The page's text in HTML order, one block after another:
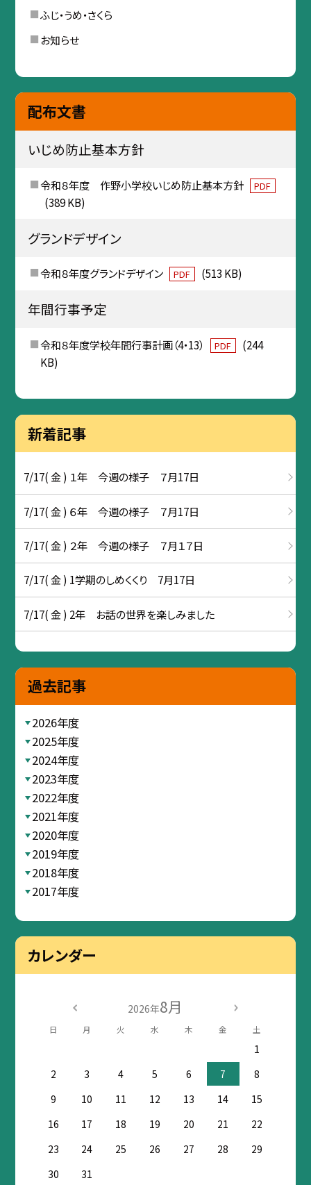
ふじ・うめ・さくら
お知らせ
配布文書
いじめ防止基本方針
令和８年度 作野小学校いじめ防止基本方針 PDF
(389 KB)
グランドデザイン
令和８年度グランドデザイン PDF (513 KB)
年間行事予定
令和８年度学校年間行事計画（4・13） PDF
(244
KB)
新着記事
7/17( 金 ) １年 今週の様子 ７月17日
7/17( 金 ) ６年 今週の様子 ７月17日
7/17( 金 ) ２年 今週の様子 ７月１７日
7/17( 金 ) 1学期のしめくくり 7月17日
7/17( 金 ) 2年 お話の世界を楽しみました
過去記事
2026年度
2025年度
2024年度
2023年度
2022年度
2021年度
2020年度
2019年度
2018年度
2017年度
カレンダー
2026年8月
日 月 火 水 木 金 土
1
2
3 4 5 6 7
8
9
10 11 12 13 14
15
16
17 18 19 20 21
22
23
24 25 26 27 28
29
30
31